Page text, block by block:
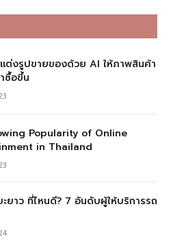
ต่งรูปขายของด้วย AI ให้ภาพสินค้า
ซื้อขึ้น
Popularity of Online
in Thailand
ะยาว ที่ไหนดี? 7 อันดับผู้ให้บริการรถ